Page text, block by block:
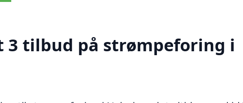
tilbud på strømpeforing i